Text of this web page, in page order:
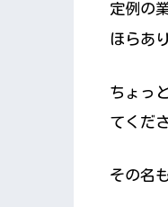
定例の
ほらあ
ちょっ
てくだ
その名も